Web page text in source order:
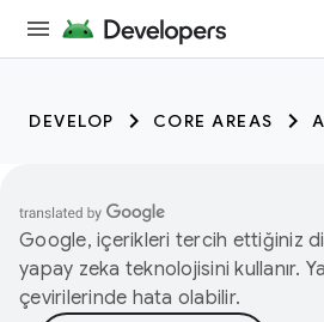
DEVELOP CORE AREAS
Google, içerikleri tercih ettiğiniz
yapay zeka teknolojisini kullanır.
çevirilerinde hata olabilir.